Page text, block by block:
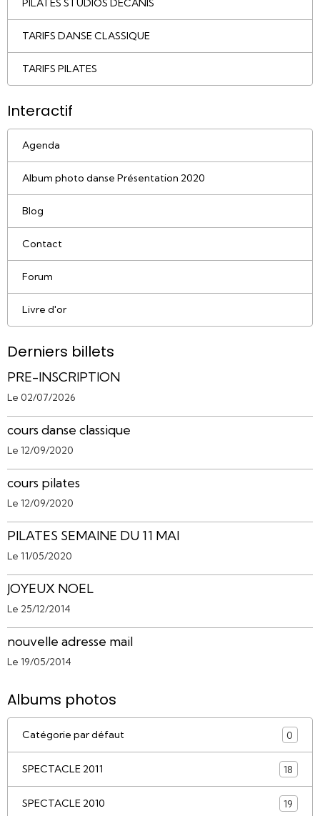
PILATES STUDIOS DECANIS
TARIFS DANSE CLASSIQUE
TARIFS PILATES
Interactif
Agenda
Album photo danse Présentation 2020
Blog
Contact
Forum
Livre d'or
Derniers billets
PRE-INSCRIPTION
Le 02/07/2026
cours danse classique
Le 12/09/2020
cours pilates
Le 12/09/2020
PILATES SEMAINE DU 11 MAI
Le 11/05/2020
JOYEUX NOEL
Le 25/12/2014
nouvelle adresse mail
Le 19/05/2014
Albums photos
Catégorie par défaut 0
SPECTACLE 2011 18
SPECTACLE 2010 19